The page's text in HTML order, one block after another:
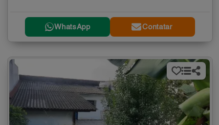
WhatsApp Contatar